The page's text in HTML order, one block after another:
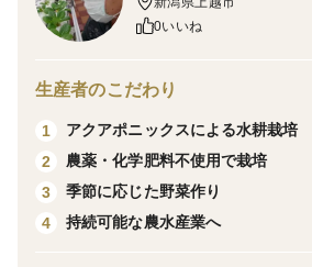
ており、それぞれの含有量はほうれ
す。疲労回復効果や貧血予防が期待
🔶商品内容
約250gを個包装してお届けします
すが、その１袋で概ね１食分２人前
袋1.0㎏～8袋2kg（100サイズ箱に
0いいね
生産者のこだわり
1
アクアポニックスによる水耕栽培
2
農薬・化学肥料不使用で栽培
3
季節に応じた野菜作り
4
持続可能な農水産業へ